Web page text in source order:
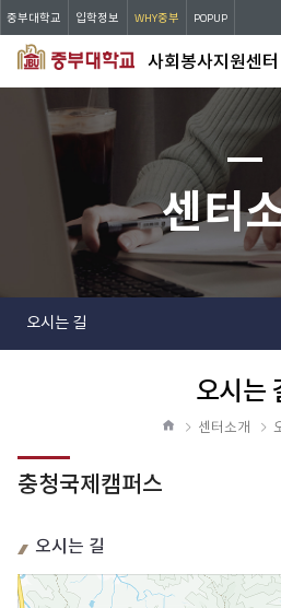
사회봉사지원센터
중부대학교 입학정보 WHY중부 POPUP
센터
오시는 길
오시는
센터소개
충청국제캠퍼스
오시는 길